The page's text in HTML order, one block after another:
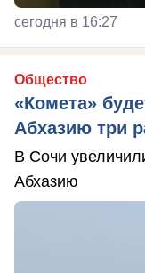
сегодня в 16:27
Общество
«Комета»
Абхазию три
В Сочи
Абхазию